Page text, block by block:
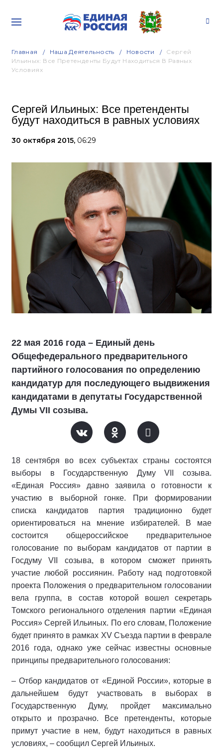
Главная Наша Деятельность Новости
Сергей
Ильиных: Все Претенденты Будут Находиться В Равных
Условиях
Сергей Ильиных: Все претенденты
будут находиться в равных условиях
30 октября 2015, 06:29
22 мая 2016 года – Единый день
Общефедерального предварительного
партийного голосования по определению
кандидатур для последующего выдвижения
кандидатами в депутаты Государственной
Думы VII созыва.
18 сентября во всех субъектах страны состоятся
выборы в Государственную Думу VII созыва.
«Единая Россия» давно заявила о готовности к
участию в выборной гонке. При формировании
списка кандидатов партия традиционно будет
ориентироваться на мнение избирателей. В мае
состоится общероссийское предварительное
голосование по выборам кандидатов от партии в
Госдуму VII созыва, в котором сможет принять
участие любой россиянин. Работу над подготовкой
проекта Положения о предварительном голосовании
вела группа, в состав которой вошел секретарь
Томского регионального отделения партии «Единая
Россия» Сергей Ильиных. По его словам, Положение
будет принято в рамках XV Съезда партии в феврале
2016 года, однако уже сейчас известны основные
принципы предварительного голосования:
– Отбор кандидатов от «Единой России», которые в
дальнейшем будут участвовать в выборах в
Государственную Думу, пройдет максимально
открыто и прозрачно. Все претенденты, которые
примут участие в нем, будут находиться в равных
условиях, – сообщил Сергей Ильиных.